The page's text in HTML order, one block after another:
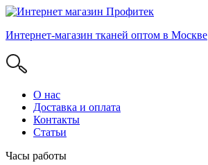
Интернет-магазин тканей оптом в Москве
О нас
Доставка и оплата
Контакты
Статьи
Часы работы